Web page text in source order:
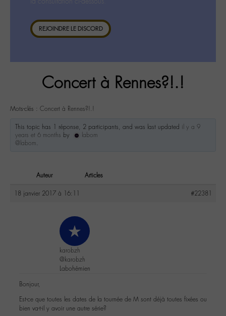
REJOINDRE LE DISCORD
Concert à Rennes?!.!
Mots-clés : Concert à Rennes?!.!
This topic has 1 réponse, 2 participants, and was last updated il y a 9
years et 6 months by
labom
@labom.
Auteur Articles
18 janvier 2017 à 16:11 #22381
karobzh
@karobzh
Labohémien
Bonjour,
Est-ce que toutes les dates de la tournée de M sont déjà toutes fixées ou
bien va-t-il y avoir une autre série?